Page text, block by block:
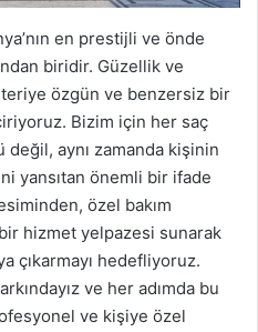
en prestijli ve önde
biridir. Güzellik ve
özgün ve benzersiz bir
Bizim için her saç
değil, aynı zamanda kişinin
yansıtan önemli bir ifade
özel bakım
hizmet yelpazesi sunarak
çıkarmayı hedefliyoruz.
ve her adımda bu
ve kişiye özel